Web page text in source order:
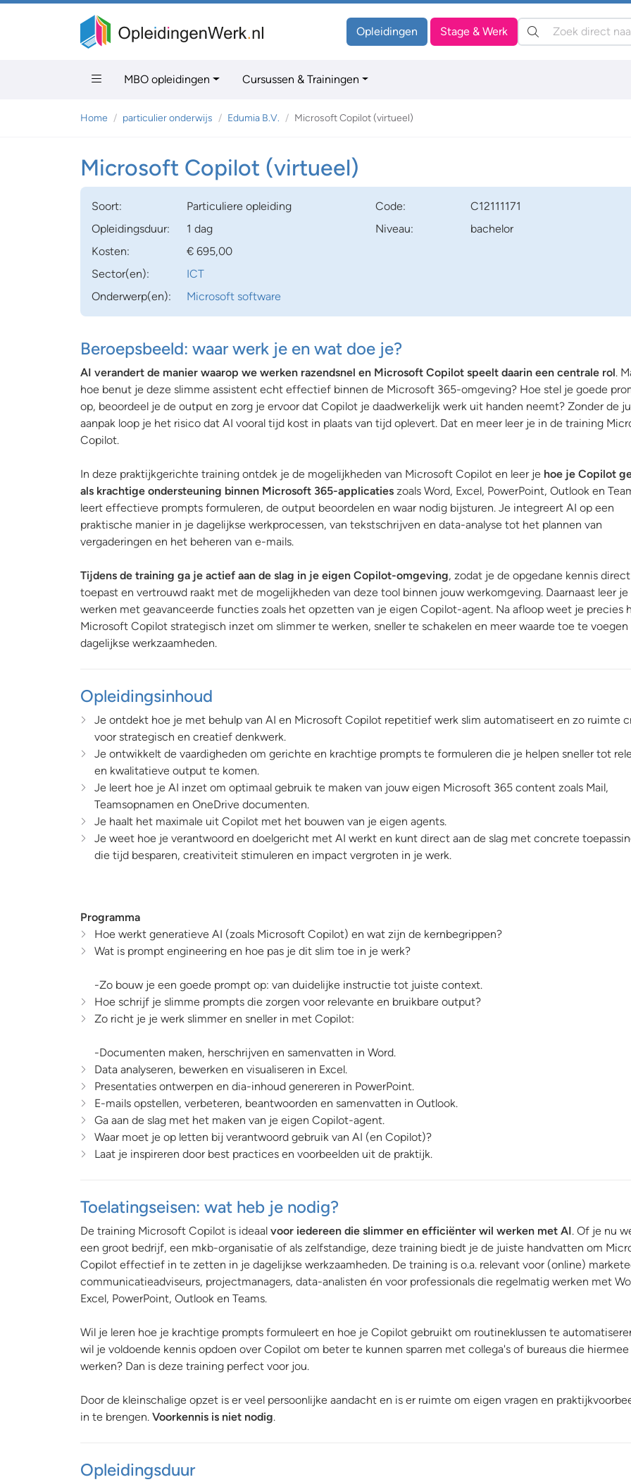
Opleidingen Stage & Werk Zoeken:
MBO opleidingen Cursussen & Trainingen
Home particulier onderwijs Edumia B.V. Microsoft Copilot (virtueel)
Microsoft Copilot (virtueel)
Soort: Particuliere opleiding Code:
C12111171
Opleidingsduur:
1 dag Niveau:
bachelor
Kosten:
€ 695,00
Sector(en):
ICT
Onderwerp(en):
Microsoft software
Beroepsbeeld: waar werk je en wat doe je?
AI verandert de manier waarop we werken razendsnel en Microsoft Copilot speelt daarin een centrale rol.
hoe benut je deze slimme assistent echt effectief binnen de Microsoft 365-omgeving? Hoe stel je goede
op, beoordeel je de output en zorg je ervoor dat Copilot je daadwerkelijk werk uit handen neemt? Zonder de
aanpak loop je het risico dat AI vooral tijd kost in plaats van tijd oplevert. Dat en meer leer je in de training
Copilot.
In deze praktijkgerichte training ontdek je de mogelijkheden van Microsoft Copilot en leer je hoe je Copilot
als krachtige ondersteuning binnen Microsoft 365-applicaties zoals Word, Excel, PowerPoint, Outlook en
leert effectieve prompts formuleren, de output beoordelen en waar nodig bijsturen. Je integreert AI op een
praktische manier in je dagelijkse werkprocessen, van tekstschrijven en data-analyse tot het plannen van
vergaderingen en het beheren van e-mails.
Tijdens de training ga je actief aan de slag in je eigen Copilot-omgeving, zodat je de opgedane kennis direct
toepast en vertrouwd raakt met de mogelijkheden van deze tool binnen jouw werkomgeving. Daarnaast leer je
werken met geavanceerde functies zoals het opzetten van je eigen Copilot-agent. Na afloop weet je precies
Microsoft Copilot strategisch inzet om slimmer te werken, sneller te schakelen en meer waarde toe te voegen
dagelijkse werkzaamheden.
Opleidingsinhoud
Je ontdekt hoe je met behulp van AI en Microsoft Copilot repetitief werk slim automatiseert en zo ruimte
voor strategisch en creatief denkwerk.
Je ontwikkelt de vaardigheden om gerichte en krachtige prompts te formuleren die je helpen sneller tot
en kwalitatieve output te komen.
Je leert hoe je AI inzet om optimaal gebruik te maken van jouw eigen Microsoft 365 content zoals Mail,
Teamsopnamen en OneDrive documenten.
Je haalt het maximale uit Copilot met het bouwen van je eigen agents.
Je weet hoe je verantwoord en doelgericht met AI werkt en kunt direct aan de slag met concrete
die tijd besparen, creativiteit stimuleren en impact vergroten in je werk.
Programma
Hoe werkt generatieve AI (zoals Microsoft Copilot) en wat zijn de kernbegrippen?
Wat is prompt engineering en hoe pas je dit slim toe in je werk?
-Zo bouw je een goede prompt op: van duidelijke instructie tot juiste context.
Hoe schrijf je slimme prompts die zorgen voor relevante en bruikbare output?
Zo richt je je werk slimmer en sneller in met Copilot:
-Documenten maken, herschrijven en samenvatten in Word.
Data analyseren, bewerken en visualiseren in Excel.
Presentaties ontwerpen en dia-inhoud genereren in PowerPoint.
E-mails opstellen, verbeteren, beantwoorden en samenvatten in Outlook.
Ga aan de slag met het maken van je eigen Copilot-agent.
Waar moet je op letten bij verantwoord gebruik van AI (en Copilot)?
Laat je inspireren door best practices en voorbeelden uit de praktijk.
Toelatingseisen: wat heb je nodig?
De training Microsoft Copilot is ideaal voor iedereen die slimmer en efficiënter wil werken met AI. Of je nu
een groot bedrijf, een mkb-organisatie of als zelfstandige, deze training biedt je de juiste handvatten om
Copilot effectief in te zetten in je dagelijkse werkzaamheden. De training is o.a. relevant voor (online)
communicatieadviseurs, projectmanagers, data-analisten én voor professionals die regelmatig werken met
Excel, PowerPoint, Outlook en Teams.
Wil je leren hoe je krachtige prompts formuleert en hoe je Copilot gebruikt om routineklussen te
wil je voldoende kennis opdoen over Copilot om beter te kunnen sparren met collega's of bureaus die hiermee
werken? Dan is deze training perfect voor jou.
Door de kleinschalige opzet is er veel persoonlijke aandacht en is er ruimte om eigen vragen en
in te brengen. Voorkennis is niet nodig.
Opleidingsduur